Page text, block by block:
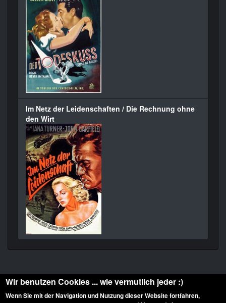
Im Netz der Leidenschaften / Die Rechnung ohne
den Wirt
Wir benutzen Cookies ... wie vermutlich jeder :)
Wenn Sie mit der Navigation und Nutzung dieser Website fortfahren,